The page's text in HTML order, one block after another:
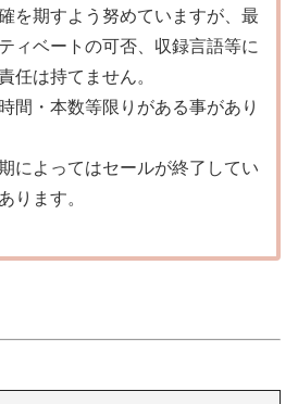
を期すよう努めていますが、最
ィベートの可否、収録言語等に
任は持てません。
間・本数等限りがある事があり
によってはセールが終了してい
ります。